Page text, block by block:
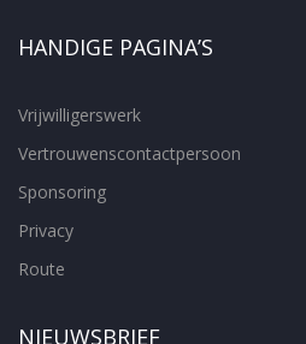
HANDIGE PAGINA’S
Vrijwilligerswerk
Vertrouwenscontactpersoon
Sponsoring
Privacy
Route
NIEUWSBRIEF